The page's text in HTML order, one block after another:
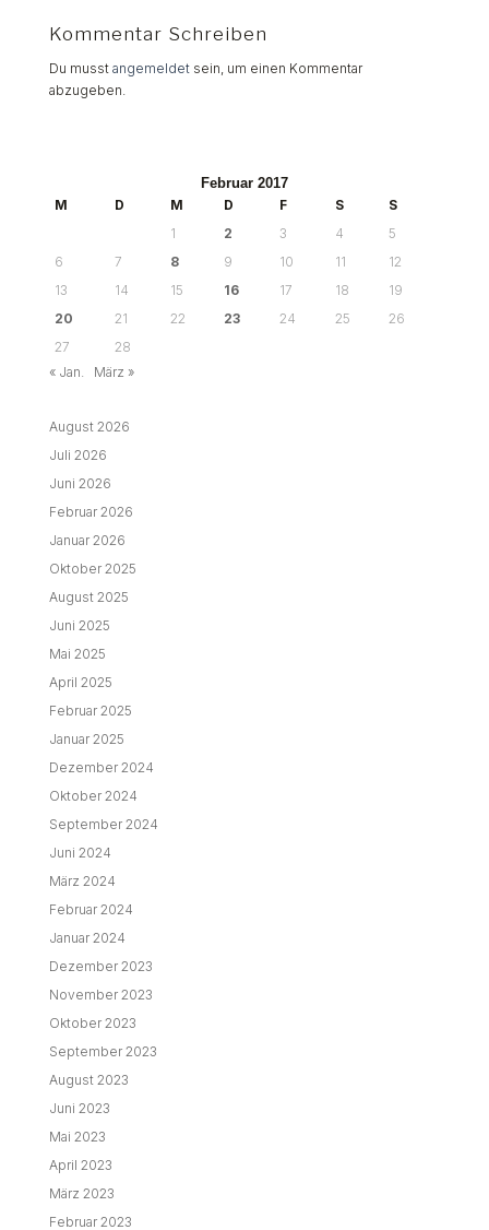
Kommentar Schreiben
Du musst angemeldetsein, um einen Kommentar
abzugeben.
Februar 2017
M
D M D F S
S
1
2 3 4
5
6
7 8 9 10 11
12
13
14 15 16 17 18
19
20
21 22 23 24 25
26
27
28
« Jan.
März »
August 2026
Juli 2026
Juni 2026
Februar 2026
Januar 2026
Oktober 2025
August 2025
Juni 2025
Mai 2025
April 2025
Februar 2025
Januar 2025
Dezember 2024
Oktober 2024
September 2024
Juni 2024
März 2024
Februar 2024
Januar 2024
Dezember 2023
November 2023
Oktober 2023
September 2023
August 2023
Juni 2023
Mai 2023
April 2023
März 2023
Februar 2023